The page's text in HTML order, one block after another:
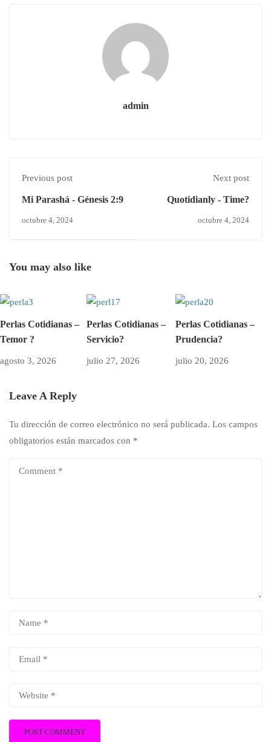
admin
Previous post
Mi Parashá - Génesis 2:9
octubre 4, 2024
Next post
Quotidianly - Time?
octubre 4, 2024
You may also like
Perlas Cotidianas –
Temor ?
agosto 3, 2026
Perlas Cotidianas –
Servicio?
julio 27, 2026
Perlas Cotidianas –
Prudencia?
julio 20, 2026
Leave A Reply
Tu dirección de correo electrónico no será publicada. Los campos
obligatorios están marcados con *